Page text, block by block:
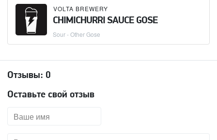
VOLTA BREWERY
CHIMICHURRI SAUCE GOSE
Sour - Other Gose
Отзывы: 0
Оставьте свой отзыв